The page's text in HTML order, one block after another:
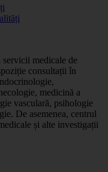
medicale de
consultații în
medicină a
vasculară, psihologie
De asemenea, centrul
și alte investigații